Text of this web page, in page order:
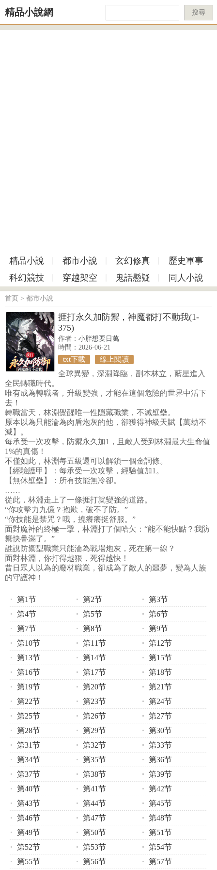
精品小說網 搜尋
精品小說 都市小說 玄幻修真
歷史軍事
科幻競技
穿越架空 鬼話懸疑 同人小說
首页 > 都市小說
捱打永久加防禦，神魔都打不動我(1-
375)
作者： 小胖想要日萬
時間：2026-06-21
txt下載 線上閱讀
全球異變，深淵降臨，副本林立，藍星進入
全民轉職時代。
唯有成為轉職者，升級變強，才能在這個危險的世界中活下
去！
轉職當天，林淵覺醒唯一性隱藏職業，不滅壁壘。
原本以為只能淪為肉盾炮灰的他，卻獲得神級天賦【萬劫不
滅】。
每承受一次攻擊，防禦永久加1，且敵人受到林淵最大生命值
1%的真傷！
不僅如此，林淵每五級還可以解鎖一個金詞條。
【經驗護甲】：每承受一次攻擊，經驗值加1。
【無休壁壘】：所有技能無冷卻。
……
從此，林淵走上了一條捱打就變強的道路。
“你攻擊力九億？抱歉，破不了防。”
“你技能是禁咒？哦，撓癢癢挺舒服。”
面對魔神的終極一擊，林淵打了個哈欠：“能不能快點？我防
禦快疊滿了。”
誰說防禦型職業只能淪為戰場炮灰，死在第一線？
面對林淵，你打得越狠，死得越快！
昔日眾人以為的廢材職業，卻成為了敵人的噩夢，變為人族
的守護神！
第1节 第2节
第3节
第4节
第5节
第6节
第7节
第8节
第9节
第10节
第11节
第12节
第13节
第14节
第15节
第16节
第17节
第18节
第19节
第20节
第21节
第22节
第23节
第24节
第25节
第26节
第27节
第28节
第29节
第30节
第31节
第32节
第33节
第34节
第35节
第36节
第37节
第38节
第39节
第40节
第41节
第42节
第43节
第44节
第45节
第46节
第47节
第48节
第49节
第50节
第51节
第52节
第53节
第54节
第55节
第56节 第57节